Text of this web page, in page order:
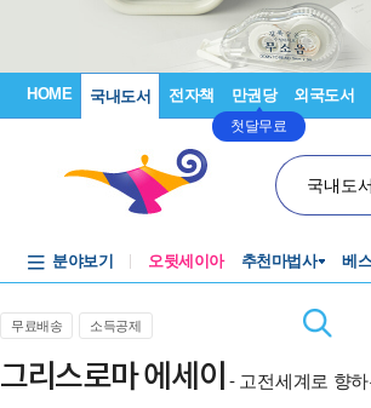
HOME 국내도서 전자책 만권당
첫달무료
외국도서
국내도
분야보기 오뒷세이아 추천마법사 베
무료배송 소득공제
그리스로마 에세이 - 고전세계로 향